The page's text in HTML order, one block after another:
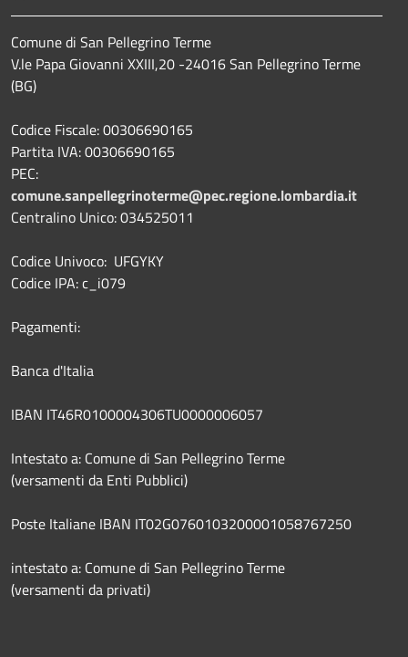
Comune di San Pellegrino Terme
V.le Papa Giovanni XXIII,20 -24016 San Pellegrino Terme
(BG)
Codice Fiscale: 00306690165
Partita IVA: 00306690165
PEC:
comune.sanpellegrinoterme@pec.regione.lombardia.it
Centralino Unico: 034525011
Codice Univoco: UFGYKY
Codice IPA: c_i079
Pagamenti:
Banca d'Italia
IBAN IT46R0100004306TU0000006057
Intestato a: Comune di San Pellegrino Terme
(versamenti da Enti Pubblici)
Poste Italiane IBAN IT02G0760103200001058767250
intestato a: Comune di San Pellegrino Terme
(versamenti da privati)